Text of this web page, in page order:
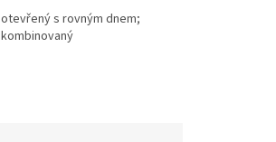
otevřený s rovným dnem;
kombinovaný